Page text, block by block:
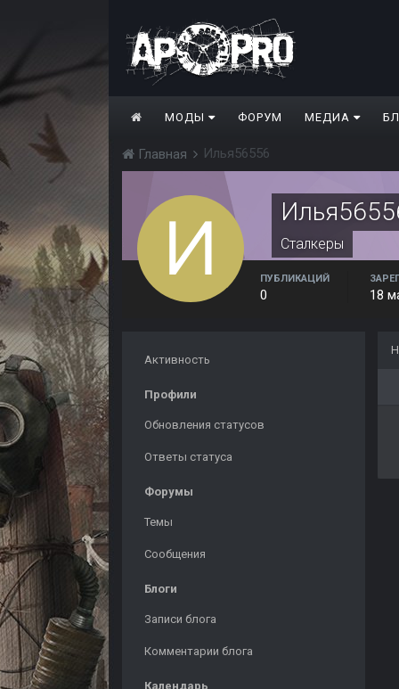
МОДЫ ФОРУМ МЕДИА
Главная Илья56556
Сталкеры
ПУБЛИКАЦИЙ
0 18
Активность
Профили
Обновления статусов
Ответы статуса
Форумы
Темы
Сообщения
Блоги
Записи блога
Комментарии блога
Календарь